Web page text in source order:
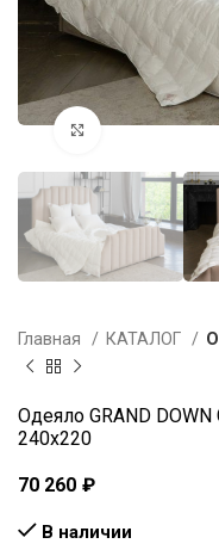
Увеличить
Главная КАТАЛОГ
Одеяло GRAND
240х220
70 260 ₽
В наличии